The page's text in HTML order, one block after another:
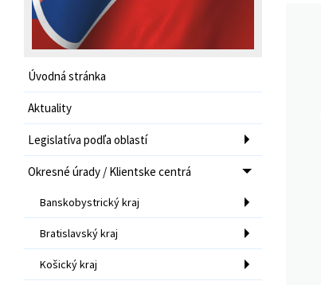
Úvodná stránka
Aktuality
Legislatíva podľa oblastí
Okresné úrady / Klientske centrá
Banskobystrický kraj
Bratislavský kraj
Košický kraj